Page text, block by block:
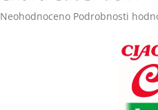
Průměrné
Neohodnoceno Podrobnosti